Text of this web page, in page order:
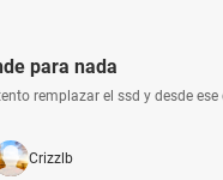
para nada
remplazar el ssd y desde
Crizzlb